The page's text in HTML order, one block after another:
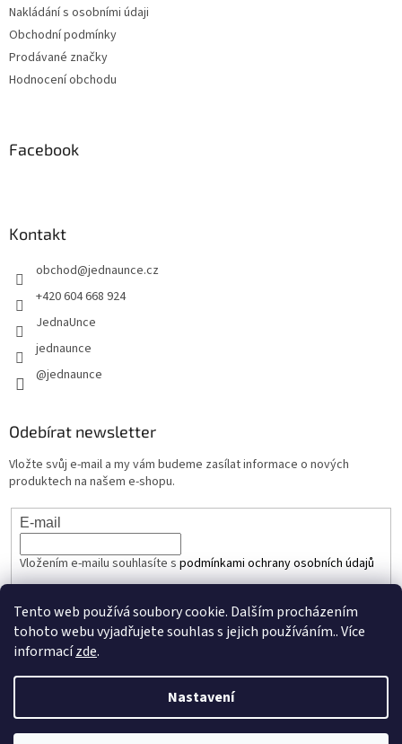
Tento web používá soubory cookie. Dalším procházením
tohoto webu vyjadřujete souhlas s jejich používáním.. Více
informacízde.
Nastavení
Nakládání s osobními údaji
Obchodní podmínky
Prodávané značky
Hodnocení obchodu
Facebook
Kontakt
obchod@jednaunce.cz
+420 604 668 924
JednaUnce
jednaunce
@jednaunce
Odebírat newsletter
Vložte svůj e-mail a my vám budeme zasílat informace o nových
produktech na našem e-shopu.
E-mail
Vložením e-mailu souhlasíte s podmínkami ochrany osobních údajů
PŘIHLÁSIT SE
Copyright 2026JEDNAUNCE.cz. Všechna práva vyhrazena.Upravit